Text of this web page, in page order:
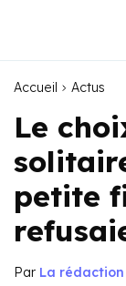
Accueil Actus
Le
petite
Par La rédaction